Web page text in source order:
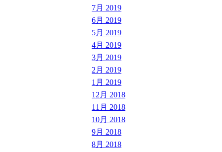
7月 2019
6月 2019
5月 2019
4月 2019
3月 2019
2月 2019
1月 2019
12月 2018
11月 2018
10月 2018
9月 2018
8月 2018